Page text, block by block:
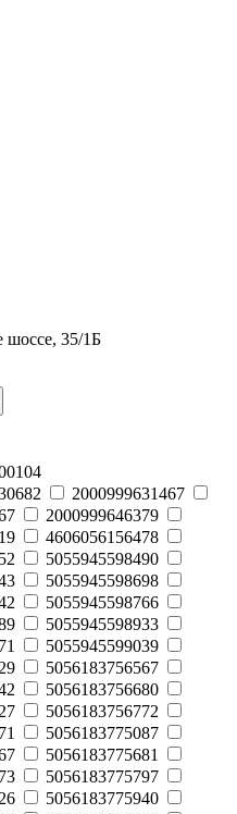
шоссе, 35/1Б
2000999631467
2000999646379
4606056156478
5055945598490
5055945598698
5055945598766
5055945598933
5055945599039
5056183756567
5056183756680
5056183756772
5056183775087
5056183775681
5056183775797
5056183775940